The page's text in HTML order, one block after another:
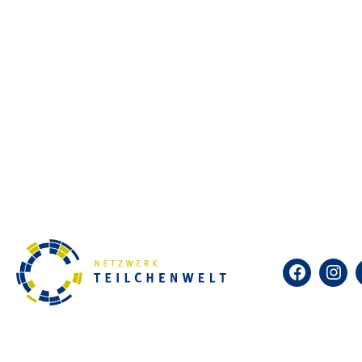
Facebook
Jugendliche erhalten eine Einführung
Jugendliche können Betreuung für
CERN-Workshops, CERN-